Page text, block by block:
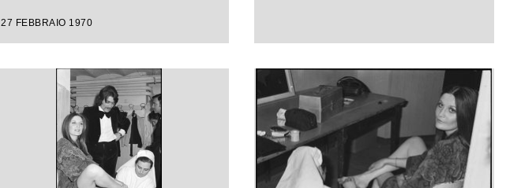
della canzone italiana
27 FEBBRAIO 1970